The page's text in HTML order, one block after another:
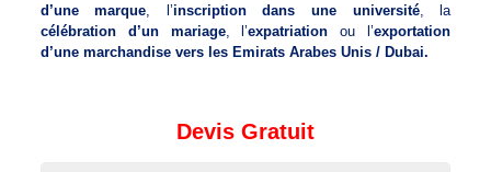
d’une marque , l’inscription dans une université, la
célébration d’un mariage, l’expatriation ou l’exportation
d’une marchandise vers les Emirats Arabes Unis / Dubai.
Devis Gratuit